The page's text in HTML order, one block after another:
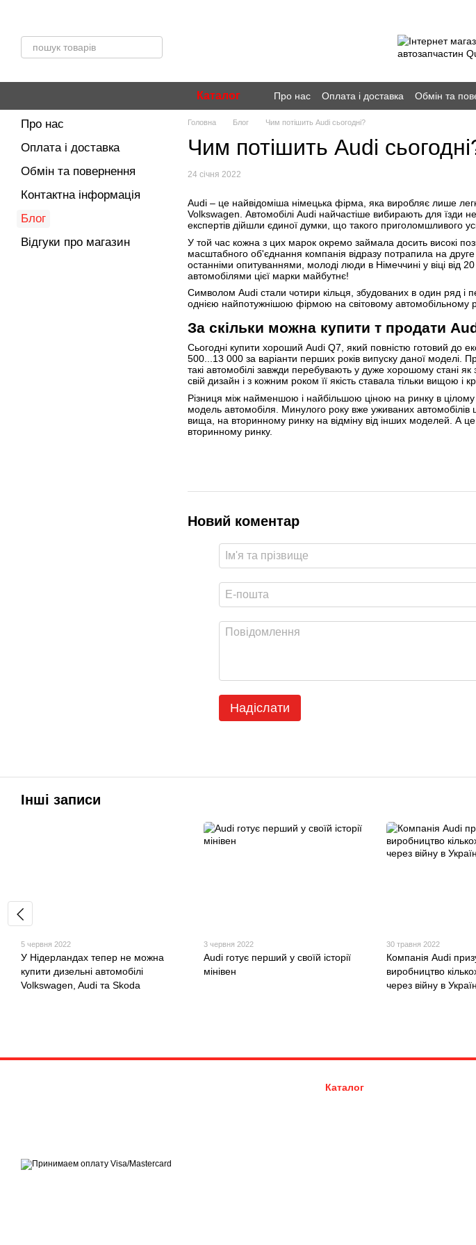
Каталог Про нас Оплата і доставка Обмін та
Головна Блог Чим потішить Audi сьогодні?
Чим потішить Audi
24 січня 2022
Audi – це найвідоміша німецька фірма, яка виробляє лише
Volkswagen. Автомобілі Audi найчастіше вибирають для їзди не
експертів дійшли єдиної думки, що такого приголомшливого
У той час кожна з цих марок окремо займала досить високі
масштабного об'єднання компанія відразу потрапила на
останніми опитуваннями, молоді люди в Німеччині у віці від
автомобілями цієї марки майбутнє!
Символом Audi стали чотири кільця, збудованих в один ряд і
однією найпотужнішою фірмою на світовому автомобільному
За скільки можна купити т продати
Сьогодні купити хороший Audi Q7, який повністю готовий до
500...13 000 за варіанти перших років випуску даної моделі.
такі автомобілі завжди перебувають у дуже хорошому стані
свій дизайн і з кожним роком її якість ставала тільки вищою і
Різниця між найменшою і найбільшою ціною на ринку в
модель автомобіля. Минулого року вже уживаних
вища, на вторинному ринку на відміну від інших моделей. А
вторинному ринку.
Новий коментар
Надіслати
Про нас
Оплата і доставка
Обмін та повернення
Контактна інформація
Блог
Відгуки про магазин
Інші записи
5 червня 2022
У Нідерландах тепер не можна
купити дизельні автомобілі
Volkswagen, Audi та Skoda
3 червня 2022
Audi готує перший у своїй історії
мінівен
30 травня 2022
Компанія Audi
виробництво
через війну в
Каталог